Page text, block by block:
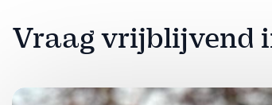
Vraag vrijblijvend